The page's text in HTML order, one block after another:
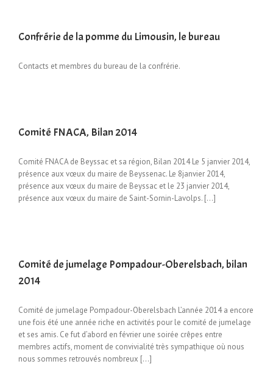
Confrérie de la pomme du Limousin, le bureau
Contacts et membres du bureau de la confrérie.
Comité FNACA, Bilan 2014
Comité FNACA de Beyssac et sa région, Bilan 2014 Le 5 janvier 2014,
présence aux vœux du maire de Beyssenac. Le 8janvier 2014,
présence aux vœux du maire de Beyssac et le 23 janvier 2014,
présence aux vœux du maire de Saint-Sornin-Lavolps. […]
Comité de jumelage Pompadour-Oberelsbach, bilan
2014
Comité de jumelage Pompadour-Oberelsbach L’année 2014 a encore
une fois été une année riche en activités pour le comité de jumelage
et ses amis. Ce fut d’abord en février une soirée crêpes entre
membres actifs, moment de convivialité très sympathique où nous
nous sommes retrouvés nombreux [...]